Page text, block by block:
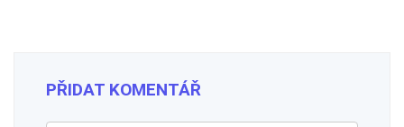
PŘIDAT KOMENTÁŘ